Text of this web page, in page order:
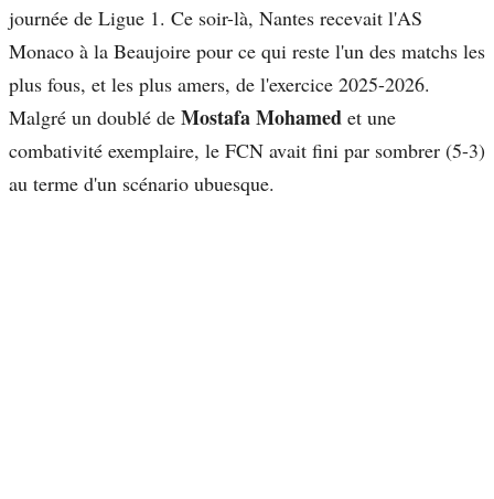
journée de Ligue 1. Ce soir-là, Nantes recevait l'AS
Monaco à la Beaujoire pour ce qui reste l'un des matchs les
plus fous, et les plus amers, de l'exercice 2025-2026.
Malgré un doublé de Mostafa Mohamed et une
combativité exemplaire, le FCN avait fini par sombrer (5-3)
au terme d'un scénario ubuesque.